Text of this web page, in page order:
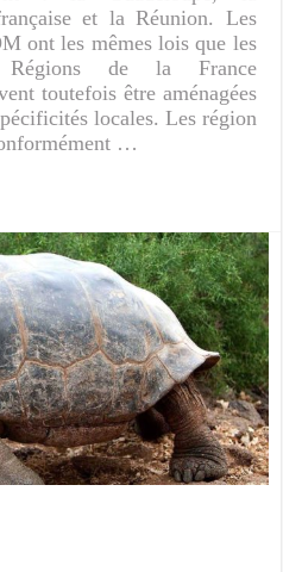
et la Réunion. Les
ont les mêmes lois que les
Régions de la France
toutefois être aménagées
locales. Les région
…